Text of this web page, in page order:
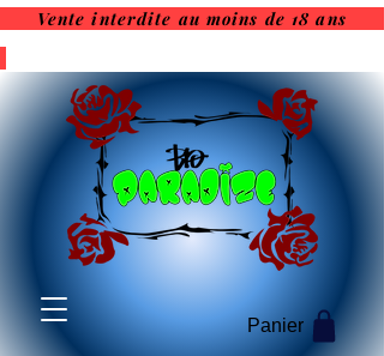
Vente interdite au moins de
18 ans
Panier
Vente interdite au moins de 18 ans